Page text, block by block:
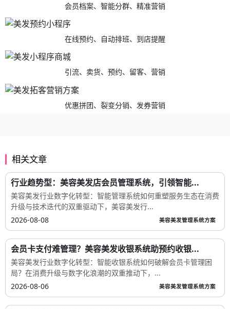
会员档案、智能分群、精准营销
在线预约、自动排班、到店提醒
引流、卖货、预约、留客、营销
优惠拼团、裂变分销、发券营销
相关文章
行业趋势型：美容美发店会员管理系统，引领智能...
美容美发行业数字化转型：智能管理系统如何重塑服务生态在消费
升级与技术迭代的双重驱动下，美容美发行...
2026-08-08
美容美发管理系统方案
会员卡支付难管理？美容美发收银系统助预约收银...
美容美发行业数字化转型：智能收银系统如何破解会员卡管理困
局？在消费升级与数字化浪潮的双重推动下，...
2026-08-06
美容美发管理系统方案